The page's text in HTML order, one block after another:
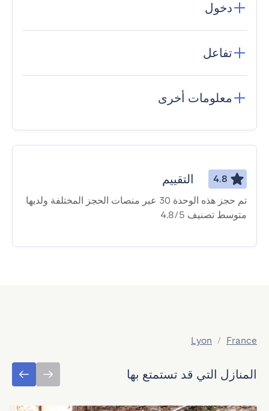
دخول
تفاعل
معلومات أخرى
4.8 التقييم
تم حجز هذه الوحدة 30 عبر منصات الحجز المختلفة ولديها
متوسط ​​تصنيف 4.8/5
France
/
Lyon
المنازل التي قد تستمتع بها